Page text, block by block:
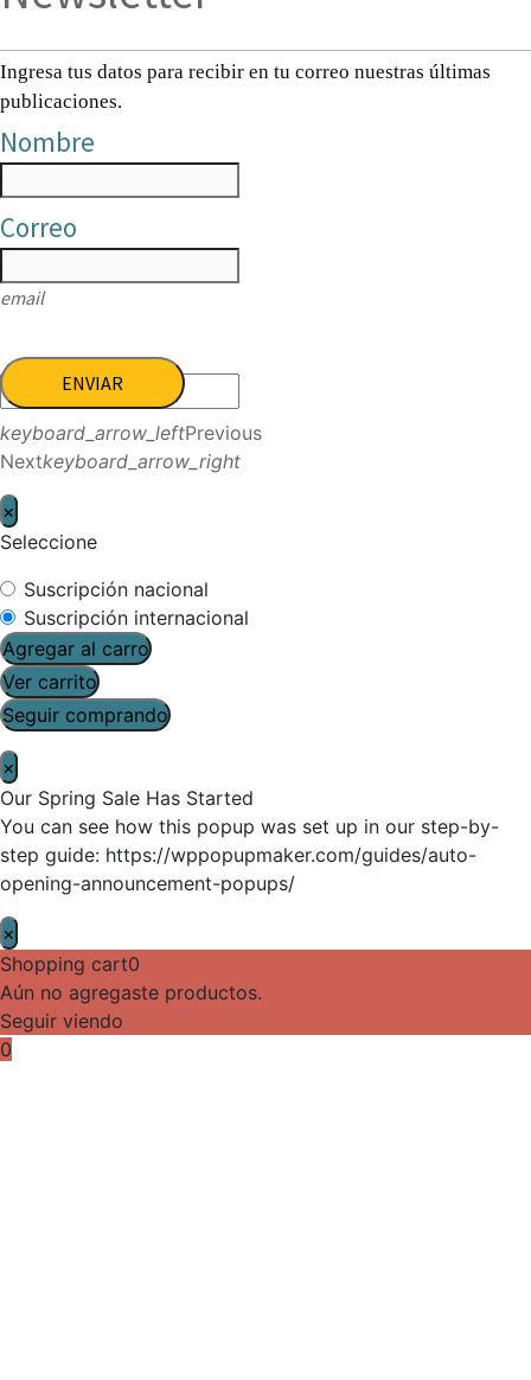
Ingresa tus datos para recibir en tu correo nuestras últimas
publicaciones.
Nombre
Correo
email
ENVIAR
keyboard_arrow_leftPrevious
Nextkeyboard_arrow_right
×
Seleccione
Suscripción nacional
Suscripción internacional
Agregar al carro
Ver carrito
Seguir comprando
×
Our Spring Sale Has Started
You can see how this popup was set up in our step-by-
step guide: https://wppopupmaker.com/guides/auto-
opening-announcement-popups/
×
Shopping cart0
Aún no agregaste productos.
Seguir viendo
0